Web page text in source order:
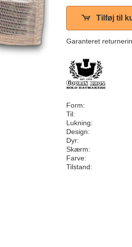
Tilføj til
Garanteret
Form:
Til:
Lukning:
Design:
Dyr:
Skærm:
Farve:
Tilstand: